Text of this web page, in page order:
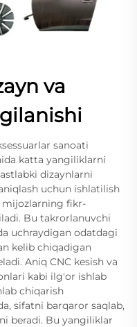
va
sanoati
katta yangiliklarni
dizaynlarni
uchun ishlatilish
fikr-
Bu takrorlanuvchi
uchraydigan odatdagi
kelib chiqadigan
Aniq CNC kesish va
kabi ilg'or ishlab
chiqarish
sifatni barqaror saqlab,
beradi. Bu yangiliklar